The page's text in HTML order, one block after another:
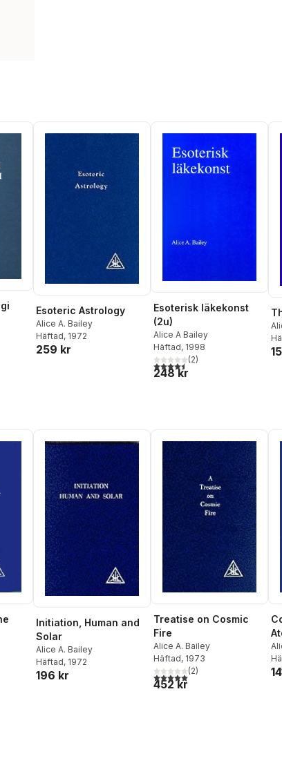
antal röster:
Esoteric Astrology
Alice A. Bailey
Häftad, 1972
259 kr
Esoterisk läkekonst
(2u)
Alice A Bailey
Häftad, 1998
4,5utav 5 stjärnor. Totalt antal
(2)
248 kr
Initiation, Human and
Solar
Alice A. Bailey
Häftad, 1972
196 kr
Treatise on Cosmic
Fire
Alice A. Bailey
Häftad, 1973
5,0utav 5 stjärnor. Totalt antal
(2)
452 kr